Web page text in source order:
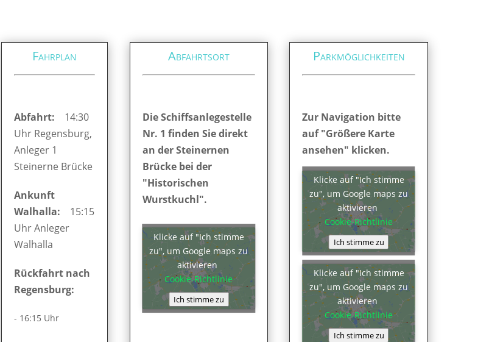
Fahrplan
Abfahrt: 14:30
Uhr Regensburg,
Anleger 1
Steinerne Brücke
Ankunft
Walhalla: 15:15
Uhr Anleger
Walhalla
Rückfahrt nach
Regensburg:
- 16:15 Uhr
Abfahrtsort
Die Schiffsanlegestelle
Nr. 1 finden Sie direkt
an der Steinernen
Brücke bei der
"Historischen
Wurstkuchl".
Klicke auf "Ich stimme
zu", um Google maps zu
aktivieren
Cookie-Richtlinie
Ich stimme zu
Parkmöglichkeiten
Zur Navigation bitte
auf "Größere Karte
ansehen" klicken.
Klicke auf "Ich stimme
zu", um Google maps zu
aktivieren
Cookie-Richtlinie
Ich stimme zu
Klicke auf "Ich stimme
zu", um Google maps zu
aktivieren
Cookie-Richtlinie
Ich stimme zu